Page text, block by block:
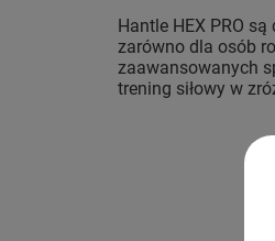
Hantle HEX PRO
zarówno dla osób
zaawansowanych
trening siłowy w